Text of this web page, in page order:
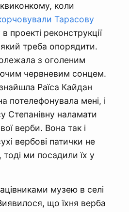
коли
Тарасову
проекті реконструкції
який треба опорядити.
з оголеним
червневим сонцем.
Раїса Кайдан
потелефонувала мені, і
Степанівну наламати
верби. Вона так і
вербові патички не
тоді ми посадили їх у
музею в селі
що їхня верба